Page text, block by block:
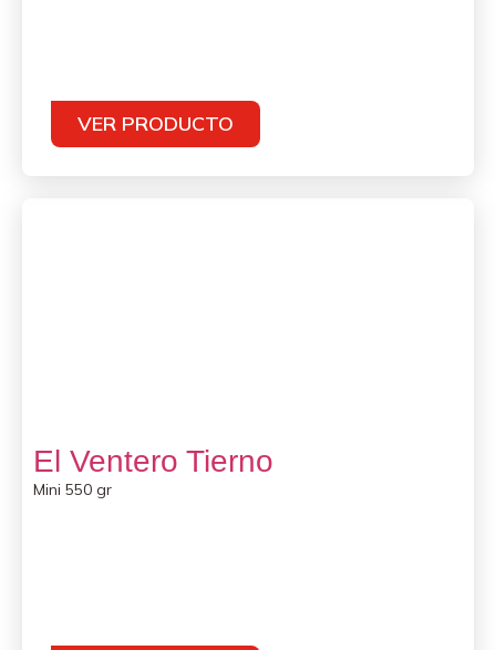
VER PRODUCTO
El Ventero Tierno
Mini 550 gr